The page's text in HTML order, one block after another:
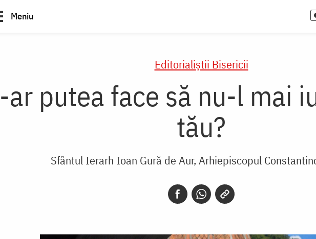
Meniu
Editorialiștii Bisericii
putea face să nu-l mai
tău?
Sfântul Ierarh Ioan Gură de Aur, Arhiepiscopul